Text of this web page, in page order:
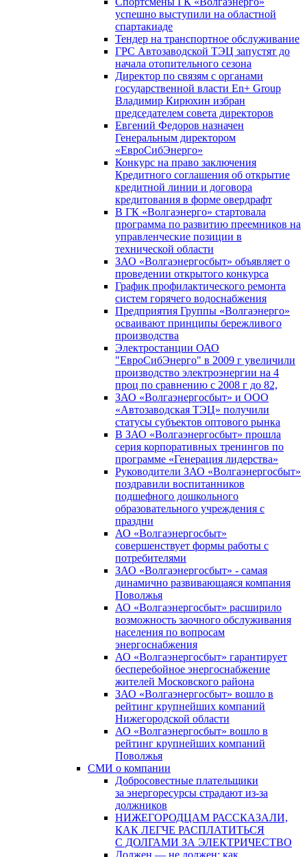
успешно выступили на областной
спартакиаде
Тендер на транспортное обслуживание
ГРС Автозаводской ТЭЦ запустят до
начала отопительного сезона
Директор по связям с органами
государственной власти En+ Group
Владимир Кирюхин избран
председателем совета директоров
Евгений Федоров назначен
Генеральным директором
«ЕвроСибЭнерго»
Конкурс на право заключения
Кредитного соглашения об открытие
кредитной линии и договора
кредитования в форме овердрафт
В ГК «Волгаэнерго» стартовала
программа по развитию преемников на
управленческие позиции в
технической области
ЗАО «Волгаэнергосбыт» объявляет о
проведении открытого конкурса
График профилактического ремонта
систем горячего водоснабжения
Предприятия Группы «Волгаэнерго»
осваивают принципы бережливого
производства
Электростанции ОАО
"ЕвроСибЭнерго" в 2009 г увеличили
производство электроэнергии на 4
проц по сравнению с 2008 г до 82,
ЗАО «Волгаэнергосбыт» и ООО
«Автозаводская ТЭЦ» получили
статусы субъектов оптового рынка
В ЗАО «Волгаэнергосбыт» прошла
серия корпоративных тренингов по
программе «Генерация лидерства»
Руководители ЗАО «Волгаэнергосбыт»
поздравили воспитанников
подшефного дошкольного
образовательного учреждения с
праздни
АО «Волгаэнергосбыт»
совершенствует формы работы с
потребителями
ЗАО «Волгаэнергосбыт» - самая
динамично развивающаяся компания
Поволжья
АО «Волгаэнергосбыт» расширило
возможность заочного обслуживания
населения по вопросам
энергоснабжения
АО «Волгаэнергосбыт» гарантирует
бесперебойное энергоснабжение
жителей Московского района
ЗАО «Волгаэнергосбыт» вошло в
рейтинг крупнейших компаний
Нижегородской области
АО «Волгаэнергосбыт» вошло в
рейтинг крупнейших компаний
Поволжья
СМИ о компании
Добросовестные плательщики
за энергоресурсы страдают из-за
должников
НИЖЕГОРОДЦАМ РАССКАЗАЛИ,
КАК ЛЕГЧЕ РАСПЛАТИТЬСЯ
С ДОЛГАМИ ЗА ЭЛЕКТРИЧЕСТВО